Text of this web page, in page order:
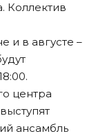
Коллектив
и в августе –
центра
ансамбль